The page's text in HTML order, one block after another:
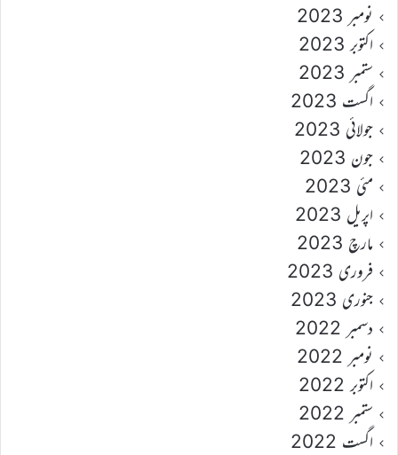
نومبر 2023
اکتوبر 2023
ستمبر 2023
اگست 2023
جولائی 2023
جون 2023
مئی 2023
اپریل 2023
مارچ 2023
فروری 2023
جنوری 2023
دسمبر 2022
نومبر 2022
اکتوبر 2022
ستمبر 2022
اگست 2022